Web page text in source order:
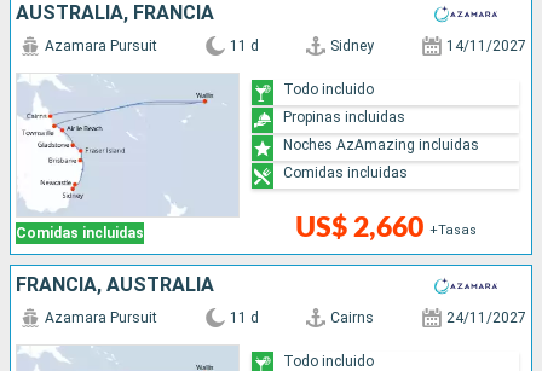
AUSTRALIA, FRANCIA
Comidas incluidas
Azamara Pursuit 11 d Sidney 14/11/2027
US$ 2,660 +Tasas
Todo incluido
Propinas incluidas
Noches AzAmazing incluidas
Comidas incluidas
FRANCIA, AUSTRALIA
Azamara Pursuit 11 d Cairns 24/11/2027
Todo incluido